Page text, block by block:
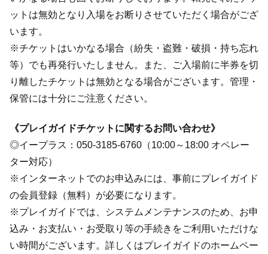
ットは無効となり入場をお断りさせていただく場合がござ
います。
※チケットはいかなる場合（紛失・盗難・破損・持ち忘れ
等）でも再発行いたしません。また、ご入場前に半券を切
り離したチケットは無効となる場合がございます。管理・
保管には十分にご注意ください。
《プレイガイドチケットに関するお問い合わせ》
◎イープラス：050-3185-6760（10:00～18:00 オペレー
ター対応）
※インターネットでのお申込みには、事前にプレイガイド
の会員登録（無料）が必要になります。
※プレイガイドでは、システムメンテナンスのため、お申
込み・お支払い・お受取り等の手続きをご利用いただけな
い時間がございます。詳しくはプレイガイドのホームペー